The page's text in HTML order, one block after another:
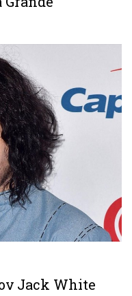
Jack White